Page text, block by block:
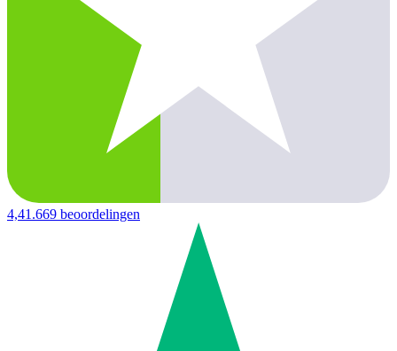
4,41.669 beoordelingen